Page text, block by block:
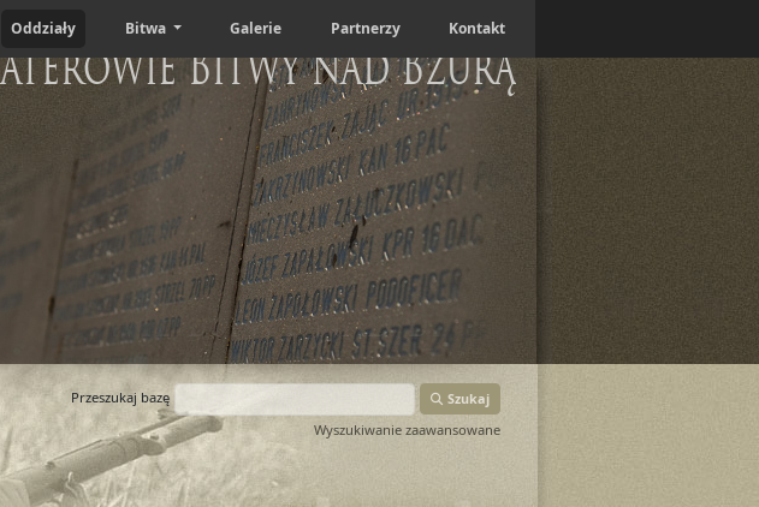
Oddziały Bitwa Galerie Partnerzy Kontakt
Bitwy nad Bzurą
Przeszukaj bazę
Szukaj
Wyszukiwanie zaawansowane